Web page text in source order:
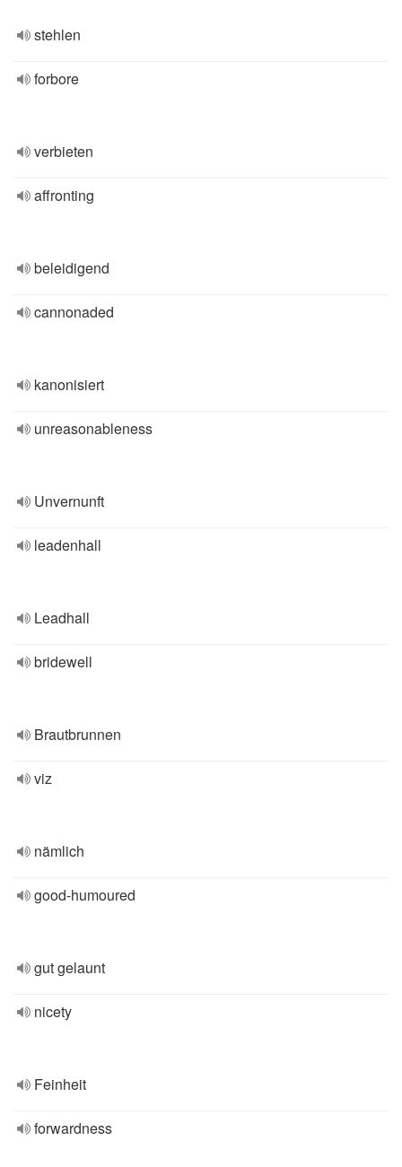
stehlen
forbore
verbieten
affronting
beleidigend
cannonaded
kanonisiert
unreasonableness
Unvernunft
leadenhall
Leadhall
bridewell
Brautbrunnen
viz
nämlich
good-humoured
gut gelaunt
nicety
Feinheit
forwardness